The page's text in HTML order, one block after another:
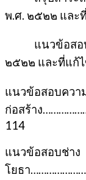
พ.ศ. ๒๕๒๒ และ
แนวข้อสอบ
๒๕๒๒ และที่แก้
แนวข้อสอบควา
ก่อสร้าง
114
แนวข้อสอบช่าง
โยธา